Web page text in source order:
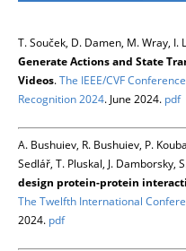
T. Souček, D. Damen, M. Wray, I.
Generate Actions and State
Videos.The IEEE/CVF
Recognition 2024. June 2024. pdf
A. Bushuiev, R. Bushuiev, P.
Sedlář, T. Pluskal, J. Damborsky,
design protein-protein
The Twelfth International
2024. pdf